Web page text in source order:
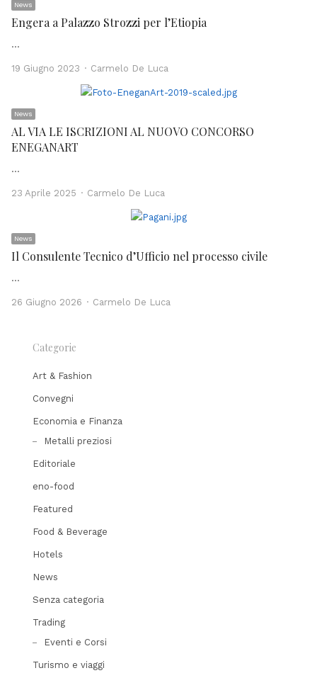
News
Engera a Palazzo Strozzi per l’Etiopia
…
19 Giugno 2023 Author
Carmelo De Luca
News
AL VIA LE ISCRIZIONI AL NUOVO CONCORSO
ENEGANART
…
23 Aprile 2025 Author
Carmelo De Luca
News
Il Consulente Tecnico d’Ufficio nel processo civile
…
26 Giugno 2026 Author
Carmelo De Luca
Categorie
Art & Fashion
Convegni
Economia e Finanza
Metalli preziosi
Editoriale
eno-food
Featured
Food & Beverage
Hotels
News
Senza categoria
Trading
Eventi e Corsi
Turismo e viaggi